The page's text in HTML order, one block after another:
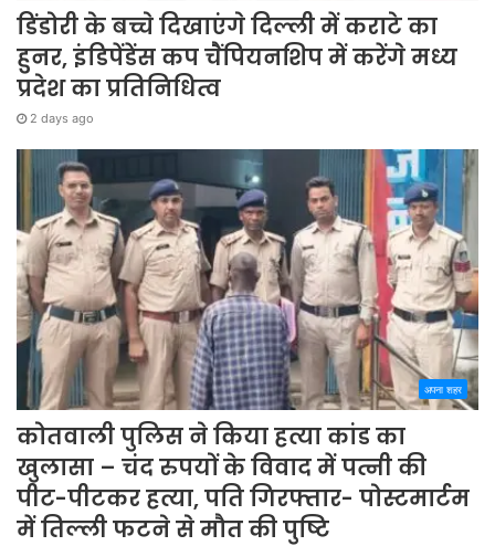
डिंडोरी के बच्चे दिखाएंगे दिल्ली में कराटे का
हुनर, इंडिपेंडेंस कप चैंपियनशिप में करेंगे मध्य
प्रदेश का प्रतिनिधित्व
2 days ago
अपना शहर
कोतवाली पुलिस ने किया हत्या कांड का
खुलासा – चंद रुपयों के विवाद में पत्नी की
पीट-पीटकर हत्या, पति गिरफ्तार- पोस्टमार्टम
में तिल्ली फटने से मौत की पुष्टि